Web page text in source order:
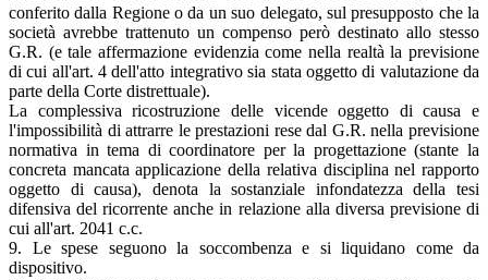
conferito dalla Regione o da un suo delegato, sul presupposto che la
società avrebbe trattenuto un compenso però destinato allo stesso
G.R. (e tale affermazione evidenzia come nella realtà la previsione
di cui all'art. 4 dell'atto integrativo sia stata oggetto di valutazione da
parte della Corte distrettuale).
La complessiva ricostruzione delle vicende oggetto di causa e
l'impossibilità di attrarre le prestazioni rese dal G.R. nella previsione
normativa in tema di coordinatore per la progettazione (stante la
concreta mancata applicazione della relativa disciplina nel rapporto
oggetto di causa), denota la sostanziale infondatezza della tesi
difensiva del ricorrente anche in relazione alla diversa previsione di
cui all'art. 2041 c.c.
9. Le spese seguono la soccombenza e si liquidano come da
dispositivo.